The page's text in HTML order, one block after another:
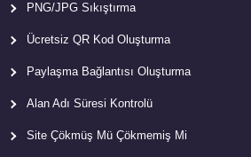
PNG/JPG Sıkıştırma
Ücretsiz QR Kod Oluşturma
Paylaşma Bağlantısı Oluşturma
Alan Adı Süresi Kontrolü
Site Çökmüş Mü Çökmemiş Mi